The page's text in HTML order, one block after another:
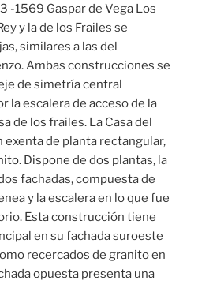
-1569 Gaspar de Vega Los
y la de los Frailes se
similares a las del
Ambas construcciones se
de simetría central
la escalera de acceso de la
de los frailes. La Casa del
exenta de planta rectangular,
Dispone de dos plantas, la
fachadas, compuesta de
y la escalera en lo que fue
Esta construcción tiene
en su fachada suroeste
recercados de granito en
opuesta presenta una